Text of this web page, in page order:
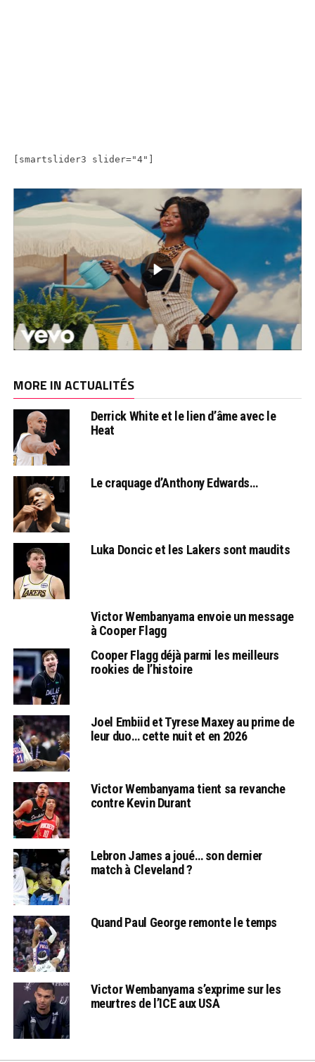
[smartslider3 slider="4"]
MORE IN ACTUALITÉS
Derrick White et le lien d’âme avec le
Heat
Le craquage d’Anthony Edwards…
Luka Doncic et les Lakers sont maudits
Victor Wembanyama envoie un message
à Cooper Flagg
Cooper Flagg déjà parmi les meilleurs
rookies de l’histoire
Joel Embiid et Tyrese Maxey au prime de
leur duo… cette nuit et en 2026
Victor Wembanyama tient sa revanche
contre Kevin Durant
Lebron James a joué… son dernier
match à Cleveland ?
Quand Paul George remonte le temps
Victor Wembanyama s’exprime sur les
meurtres de l’ICE aux USA